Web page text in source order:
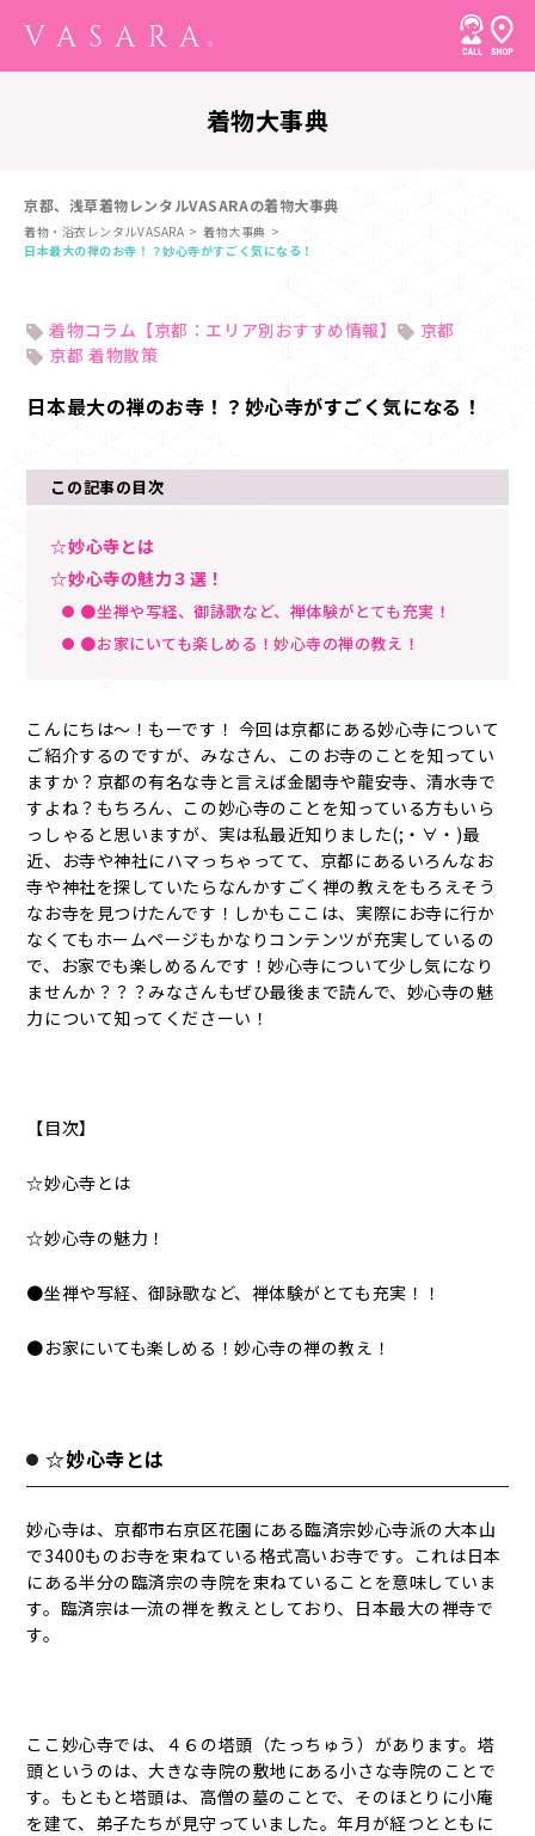
着物大事典
京都、浅草着物レンタルVASARAの着物大事典
着物・浴衣レンタルVASARA
着物大事典
日本最大の禅のお寺！？妙心寺がすごく気になる！
着物コラム【京都：エリア別おすすめ情報】
京都
京都 着物散策
日本最大の禅のお寺！？妙心寺がすごく気になる！
この記事の目次
☆妙心寺とは
☆妙心寺の魅力３選！
●坐禅や写経、御詠歌など、禅体験がとても充実！
●お家にいても楽しめる！妙心寺の禅の教え！
こんにちは～！もーです！ 今回は京都にある妙心寺について
ご紹介するのですが、みなさん、このお寺のことを知ってい
ますか？京都の有名な寺と言えば金閣寺や龍安寺、清水寺で
すよね？もちろん、この妙心寺のことを知っている方もいら
っしゃると思いますが、実は私最近知りました(;・∀・)最
近、お寺や神社にハマっちゃってて、京都にあるいろんなお
寺や神社を探していたらなんかすごく禅の教えをもろえそう
なお寺を見つけたんです！しかもここは、実際にお寺に行か
なくてもホームページもかなりコンテンツが充実しているの
で、お家でも楽しめるんです！妙心寺について少し気になり
ませんか？？？みなさんもぜひ最後まで読んで、妙心寺の魅
力について知ってくださーい！
【目次】
☆妙心寺とは
☆妙心寺の魅力！
●坐禅や写経、御詠歌など、禅体験がとても充実！！
●お家にいても楽しめる！妙心寺の禅の教え！
☆妙心寺とは
妙心寺は、京都市右京区花園にある臨済宗妙心寺派の大本山
で3400ものお寺を束ねている格式高いお寺です。これは日本
にある半分の臨済宗の寺院を束ねていることを意味していま
す。臨済宗は一流の禅を教えとしており、日本最大の禅寺で
す。
ここ妙心寺では、４６の塔頭（たっちゅう）があります。塔
頭というのは、大きな寺院の敷地にある小さな寺院のことで
す。もともと塔頭は、高僧の墓のことで、そのほとりに小庵
を建て、弟子たちが見守っていました。年月が経つとともに